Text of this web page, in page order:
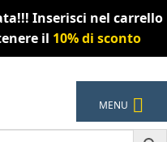
Inserisci nel carrello
il 10% di sconto
MENU